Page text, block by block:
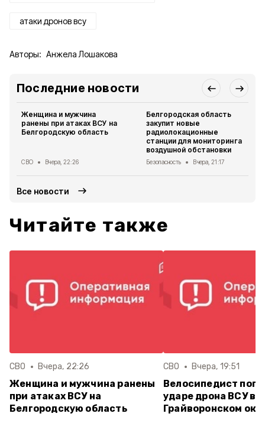
атаки дронов всу
Авторы: Анжела Лошакова
Последние новости
Женщина и мужчина
ранены при атаках ВСУ на
Белгородскую область
СВО Вчера, 22:26
Белгородская область
закупит новые
радиолокационные
станции для мониторинга
воздушной обстановки
Безопасность Вчера, 21:17
Все новости
Читайте также
СВО Вчера, 22:26
Женщина и мужчина ранены
при атаках ВСУ на
Белгородскую область
СВО Вчера, 19:51
Велосипедист
ударе дрона ВСУ в
Грайворонском